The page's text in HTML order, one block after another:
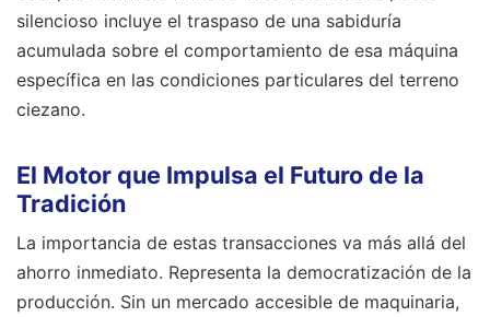
silencioso incluye el traspaso de una sabiduría
acumulada sobre el comportamiento de esa máquina
específica en las condiciones particulares del terreno
ciezano.
El Motor que Impulsa el Futuro de la
Tradición
La importancia de estas transacciones va más allá del
ahorro inmediato. Representa la democratización de la
producción. Sin un mercado accesible de maquinaria,